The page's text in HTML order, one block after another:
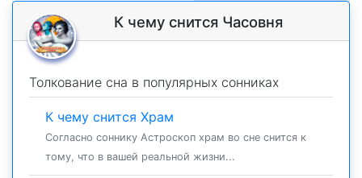
К чему снится Часовня
Толкование сна в популярных сонниках
К чему снится Храм
Согласно соннику Астроскоп храм во сне снится к
тому, что в вашей реальной жизни...